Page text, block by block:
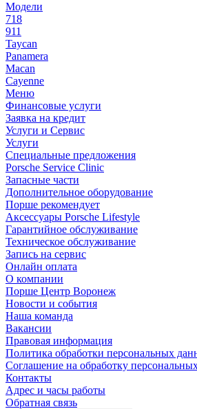
Модели
718
911
Taycan
Panamera
Macan
Cayenne
Меню
Финансовые услуги
Заявка на кредит
Услуги и Сервис
Услуги
Специальные предложения
Porsche Service Clinic
Запасные части
Дополнительное оборудование
Порше рекомендует
Аксессуары Porsche Lifestyle
Гарантийное обслуживание
Техническое обслуживание
Запись на сервис
Онлайн оплата
О компании
Порше Центр Воронеж
Новости и события
Наша команда
Вакансии
Правовая информация
Политика обработки персональных
Соглашение на обработку
Контакты
Адрес и часы работы
Обратная связь